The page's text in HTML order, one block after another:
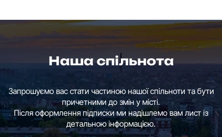
Наша спільнота
Запрошуємо вас стати частиною нашої спільноти та бути
причетними до змін у місті.
Після оформлення підписки ми надішлемо вам лист із
детальною інформацією.